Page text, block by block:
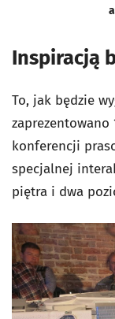
Inspiracją
To, jak będzie
zaprezentowano
konferencji
specjalnej
piętra i dwa